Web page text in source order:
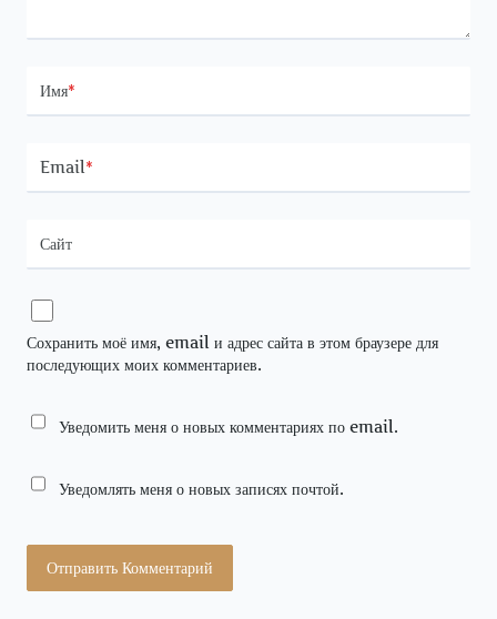
Имя*
Email*
Сайт
Сохранить моё имя, email и адрес сайта в этом браузере для
последующих моих комментариев.
Уведомить меня о новых комментариях по email.
Уведомлять меня о новых записях почтой.